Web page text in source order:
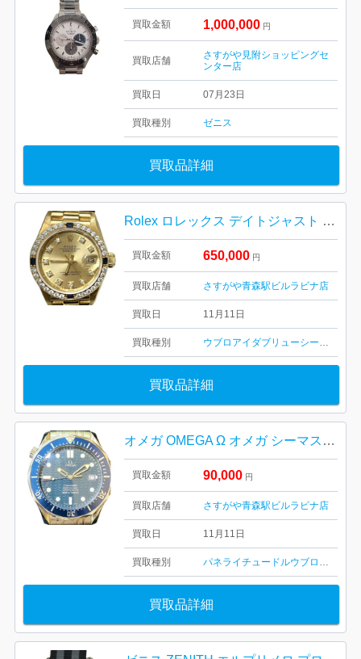
買取金額 1,000,000 円
買取店舗
さすがや見附ショッピングセ
ンター店
買取日 07月23日
買取種別 ゼニス
買取品詳細
Rolex ロレックス デイトジャスト オイスターパペチュアル レディース ダイヤインデックス K18 ゴールド 18金 金無垢 レディース
買取金額 650,000 円
買取店舗 さすがや青森駅ビルラビナ店
買取日 11月11日
買取種別 ウブロ アイダブリューシー喜平ネッ
買取品詳細
オメガ OMEGA Ω オメガ シーマスター プロフェッショナル 300M
買取金額 90,000 円
買取店舗 さすがや青森駅ビルラビナ店
買取日 11月11日
買取種別 パネライチュードルウブロ ロンジン
買取品詳細